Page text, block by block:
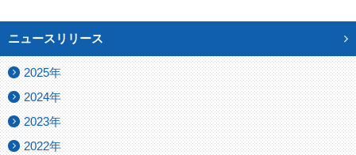
ニュースリリース
2025年
2024年
2023年
2022年